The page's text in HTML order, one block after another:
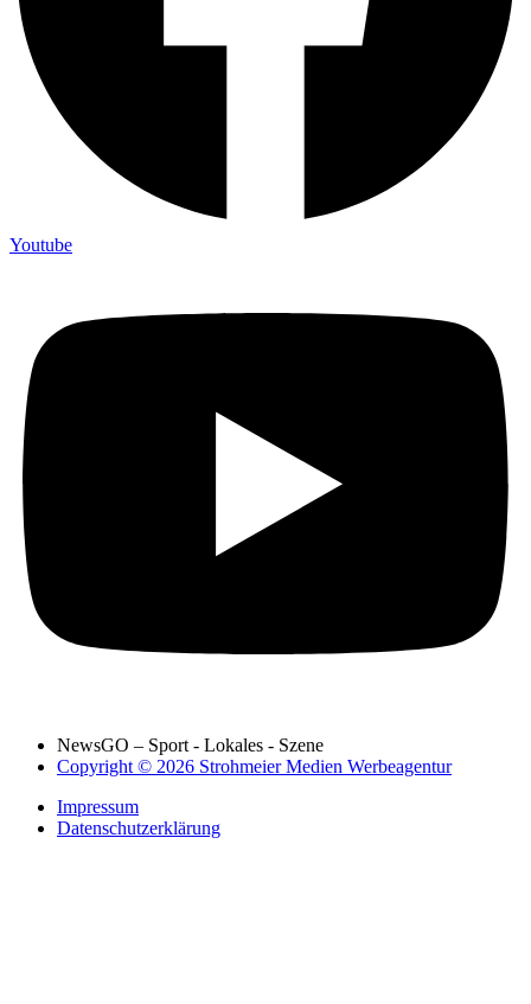
Youtube
NewsGO – Sport - Lokales - Szene
Copyright © 2026 Strohmeier Medien Werbeagentur
Impressum
Datenschutzerklärung